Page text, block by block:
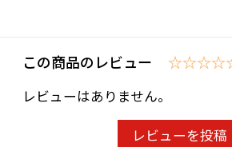
この商品のレビュー
レビューはありません。
レビューを投稿